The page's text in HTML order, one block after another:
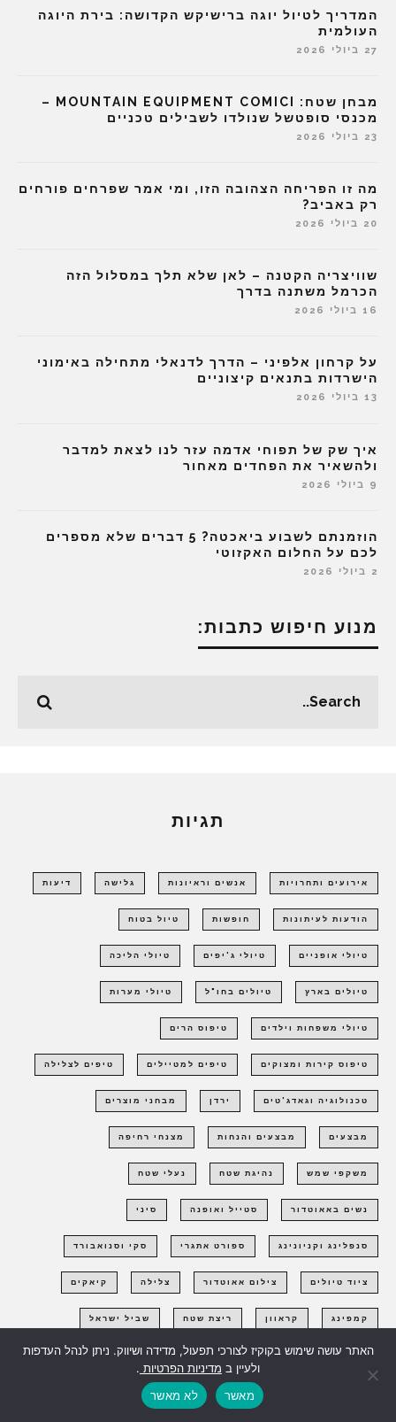
המדריך לטיול יוגה ברישיקש הקדושה: בירת היוגה
העולמית
27 ביולי 2026
מבחן שטח: MOUNTAIN EQUIPMENT COMICI –
מכנסי סופטשל שנולדו לשבילים טכניים
23 ביולי 2026
מה זו הפריחה הצהובה הזו, ומי אמר שפרחים פורחים
רק באביב?
20 ביולי 2026
שוויצריה הקטנה – לאן שלא תלך במסלול הזה
הכרמל משתנה בדרך
16 ביולי 2026
על קרחון אלפיני – הדרך לדנאלי מתחילה באימוני
הישרדות בתנאים קיצוניים
13 ביולי 2026
איך שק של תפוחי אדמה עזר לנו לצאת למדבר
ולהשאיר את הפחדים מאחור
9 ביולי 2026
הוזמנתם לשבוע ביאכטה? 5 דברים שלא מספרים
לכם על החלום האקזוטי
2 ביולי 2026
מנוע חיפוש כתבות:
תגיות
אירועים ותחרויות אנשים וראיונות גלישה דיעות
הודעות לעיתונות חופשות טיול בטוח
טיולי אופניים טיולי ג'יפים טיולי הליכה
טיולים בארץ טיולים בחו"ל טיולי מערות
טיולי משפחות וילדים טיפוס הרים
טיפוס קירות ומצוקים טיפים למטיילים טיפים לצלילה
טכנולוגיה וגאדג'טים ירדן מבחני מוצרים
מבצעים מבצעים והנחות מצנחי רחיפה
משקפי שמש נהיגת שטח נעלי שטח
נשים באאוטדור סטייל ואופנה סיני
סנפלינג וקניונינג ספורט אתגרי סקי וסנואבורד
ציוד טיולים צילום אאוטדור צלילה קיאקים
קמפינג קראוון ריצת שטח שביל ישראל
שחייה שיט וסירות תזונה תרבות אאוטדור
האתר עושה שימוש בקוקיז לצורכי תפעול, מדידה ושיווק. ניתן לנהל העדפות
ולעיין ב מדיניות הפרטיות .
מאשר
לא מאשר